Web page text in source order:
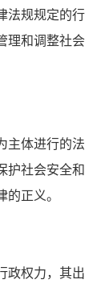
规规定的行
理和调整社会
体进行的法
护社会安全和
正义。
权力，其出